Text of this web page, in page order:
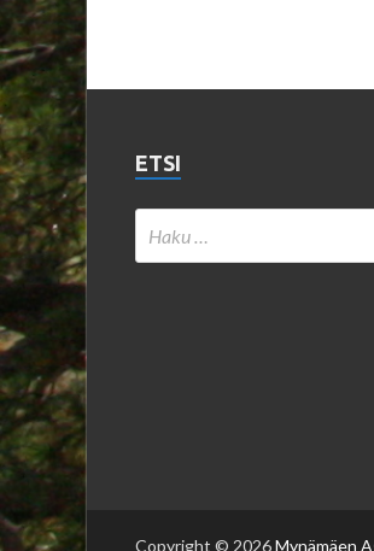
ETSI
Copyright © 2026Mynämäen